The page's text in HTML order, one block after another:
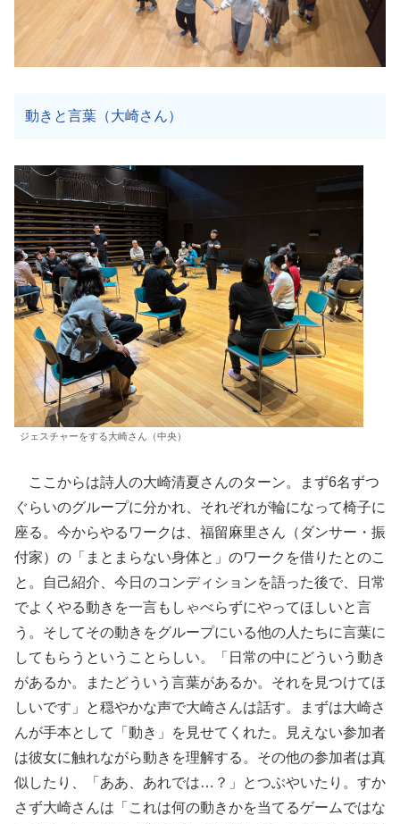
動きと言葉（大崎さん）
ジェスチャーをする大崎さん（中央）
ここからは詩人の大崎清夏さんのターン。まず6名ずつ
ぐらいのグループに分かれ、それぞれが輪になって椅子に
座る。今からやるワークは、福留麻里さん（ダンサー・振
付家）の「まとまらない身体と」のワークを借りたとのこ
と。自己紹介、今日のコンディションを語った後で、日常
でよくやる動きを一言もしゃべらずにやってほしいと言
う。そしてその動きをグループにいる他の人たちに言葉に
してもらうということらしい。「日常の中にどういう動き
があるか。またどういう言葉があるか。それを見つけてほ
しいです」と穏やかな声で大崎さんは話す。まずは大崎さ
んが手本として「動き」を見せてくれた。見えない参加者
は彼女に触れながら動きを理解する。その他の参加者は真
似したり、「ああ、あれでは…？」とつぶやいたり。すか
さず大崎さんは「これは何の動きかを当てるゲームではな